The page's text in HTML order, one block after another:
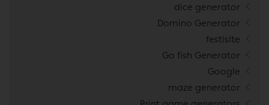
dice generator
Domino Generator
festisite
Go fish Generator
Google
maze generator